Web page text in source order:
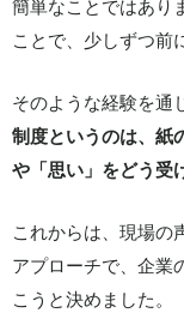
簡単なことではあり
ことで、少しずつ前
そのような経験を通
制度というのは、紙
や「思い」をどう受
これからは、現場の
アプローチで、企業
こうと決めました。